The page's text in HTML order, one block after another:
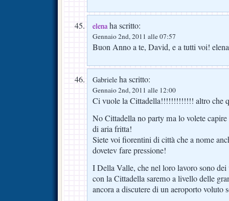
elenaha scritto:
Gennaio 2nd, 2011 alle 07:57
Buon Anno a te, David, e a tutti voi! elena
Gabriele ha scritto:
Gennaio 2nd, 2011 alle 12:00
Ci vuole la Cittadella!!!!!!!!!!!!! altro che
No Cittadella no party ma lo volete
di aria fritta!
Siete voi fiorentini di città che a nome
dovetev fare pressione!
I Della Valle, che nel loro lavoro sono
con la Cittadella saremo a livello delle
ancora a discutere di un aeroporto voluto